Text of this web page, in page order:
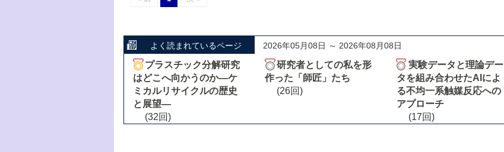
よく読まれているページ 2026年05月08日 ～ 2026年08月08日
プラスチック分解研究
はどこへ向かうのか―ケ
ミカルリサイクルの歴史
と展望―
(32回)
研究者としての私を形
作った「師匠」たち
(26回)
実験データと理論デー
タを組み合わせたAIによ
る不均一系触媒反応への
アプローチ
(17回)